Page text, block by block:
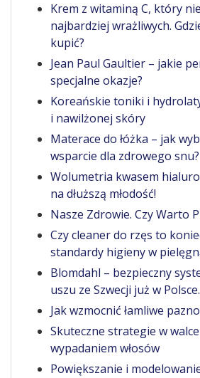
Krem z witaminą C, który
najbardziej wrażliwych.
kupić?
Jean Paul Gaultier – jakie
specjalne okazje?
Koreańskie toniki i
i nawilżonej skóry
Materace do łóżka – jak
wsparcie dla zdrowego snu?
Wolumetria kwasem
na dłuższą młodość!
Nasze Zdrowie. Czy Warto
Czy cleaner do rzęs to
standardy higieny w
Blomdahl – bezpieczny
uszu ze Szwecji już w Polsce.
Jak wzmocnić łamliwe
Skuteczne strategie w
wypadaniem włosów
Powiększanie i